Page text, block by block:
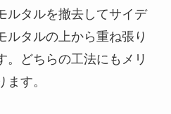
ルタルを撤去してサイデ
ルタルの上から重ね張り
。どちらの工法にもメリ
す。